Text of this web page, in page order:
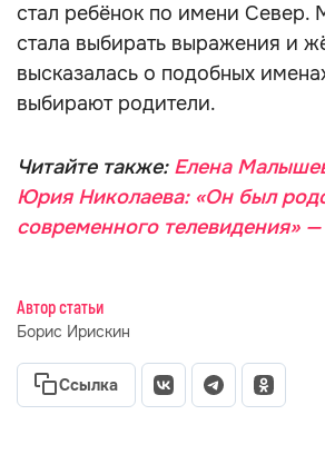
стал ребёнок по имени Север.
стала выбирать выражения и
высказалась о подобных
выбирают родители.
Читайте также: Елена
Юрия Николаева: «Он был
современного телевидения»
Автор статьи
Борис Ирискин
Ссылка